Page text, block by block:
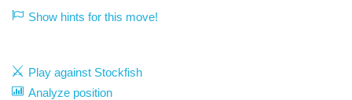
Show hints for this move!
Play against Stockfish
Analyze position